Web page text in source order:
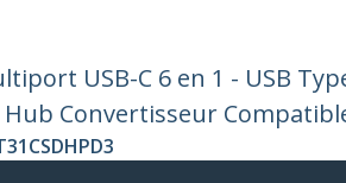
USB-C 6 en 1 - USB
Hub Convertisseur